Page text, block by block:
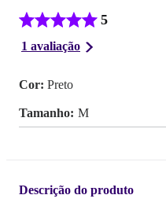
5
1 avaliação
Cor: Preto
Tamanho M
Descrição do produto